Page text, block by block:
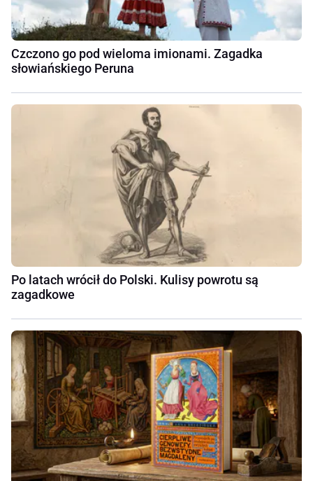
Czczono go pod wieloma imionami. Zagadka
słowiańskiego Peruna
Po latach wrócił do Polski. Kulisy powrotu są
zagadkowe